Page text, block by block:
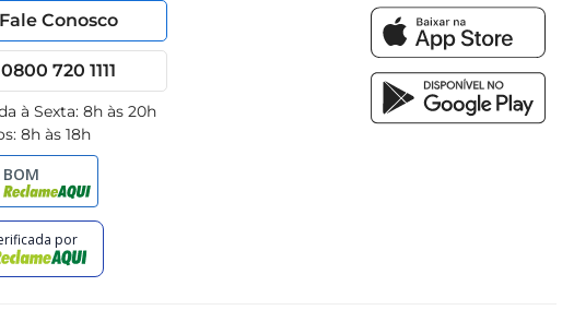
Fale Conosco
0800 720 1111
à Sexta: 8h às 20h
8h às 18h